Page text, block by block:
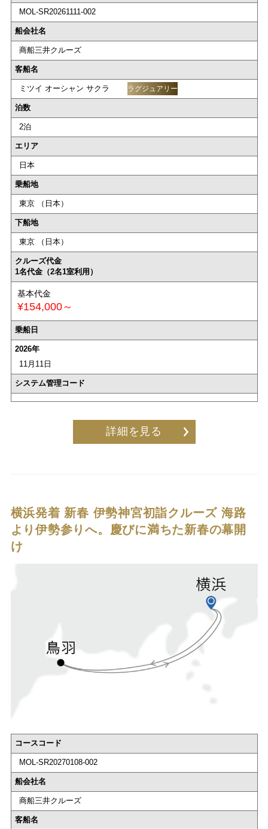
MOL-SR20261111-002
船会社名
商船三井クルーズ
客船名
ミツイ オーシャン サクラ ラグジュアリー
泊数
2泊
エリア
日本
乗船地
東京 （日本）
下船地
東京 （日本）
クルーズ代金
1名代金（2名1室利用）
基本代金
¥154,000～
乗船日
2026年
11月11日
システム管理コード
詳細を見る
横浜発着 新春 伊勢神宮初詣クルーズ 海路
より伊勢参りへ。慶びに満ちた新春の幕開
け
コースコード
MOL-SR20270108-002
船会社名
商船三井クルーズ
客船名